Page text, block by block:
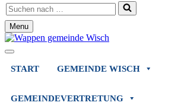
Suchen
nach …
Menu
Navigationsmenü
Navigationsmenü
START GEMEINDE WISCH
GEMEINDEVERTRETUNG